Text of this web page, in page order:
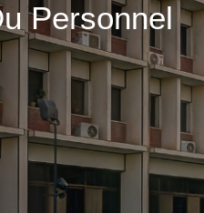
Personnel